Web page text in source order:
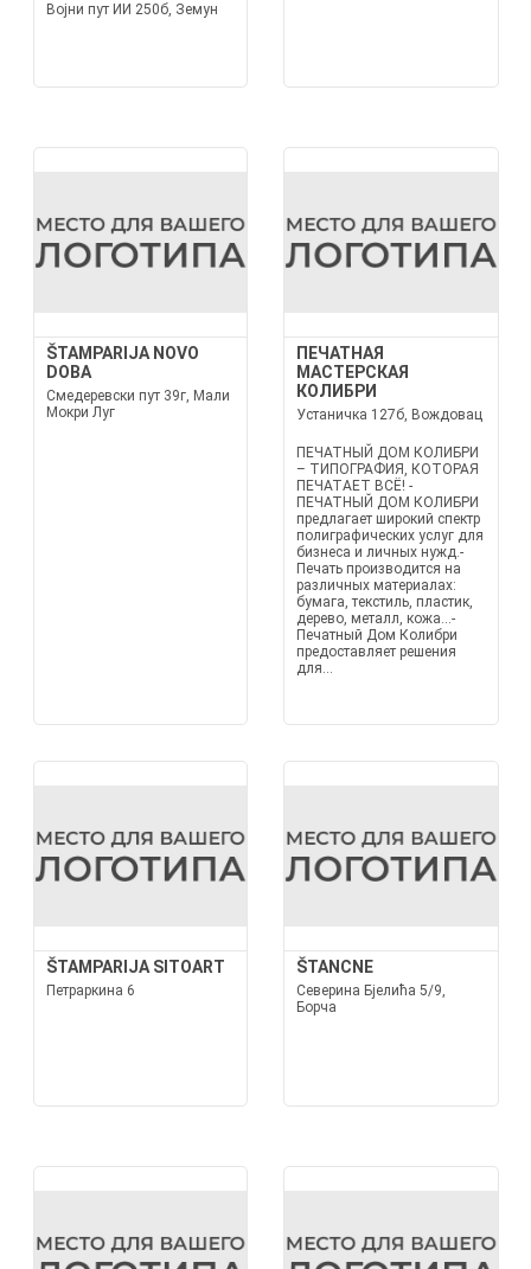
Војни пут ИИ 250б, Земун
ŠTAMPARIJA NOVO
DOBA
Смедеревски пут 39г, Мали
Мокри Луг
ПЕЧАТНАЯ
МАСТЕРСКАЯ
КОЛИБРИ
Устаничка 127б, Вождовац
ПЕЧАТНЫЙ ДОМ КОЛИБРИ
– ТИПОГРАФИЯ, КОТОРАЯ
ПЕЧАТАЕТ ВСЁ! -
ПЕЧАТНЫЙ ДОМ КОЛИБРИ
предлагает широкий спектр
полиграфических услуг для
бизнеса и личных нужд.-
Печать производится на
различных материалах:
бумага, текстиль, пластик,
дерево, металл, кожа...-
Печатный Дом Колибри
предоставляет решения
для...
ŠTAMPARIJA SITOART
Петраркина 6
ŠTANCNE
Северина Бјелића 5/9,
Борча